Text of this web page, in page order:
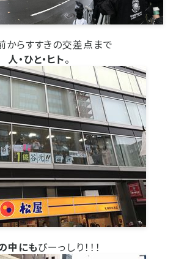
からすすきの交差点まで
人・ひと・ヒト。
中にもびーっしり！！！